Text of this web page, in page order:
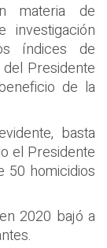
materia de
índices de
Presidente
de la
basta
el Presidente
50 homicidios
2020 bajó a